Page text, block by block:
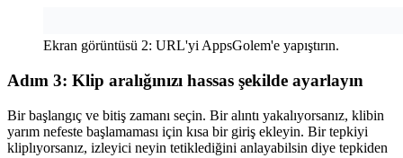
Ekran görüntüsü 2: URL'yi AppsGolem'e yapıştırın.
Adım 3: Klip aralığınızı hassas şekilde ayarlayın
Bir başlangıç ve bitiş zamanı seçin. Bir alıntı yakalıyorsanız, klibin
yarım nefeste başlamaması için kısa bir giriş ekleyin. Bir tepkiyi
kliplıyorsanız, izleyici neyin tetiklediğini anlayabilsin diye tepkiden